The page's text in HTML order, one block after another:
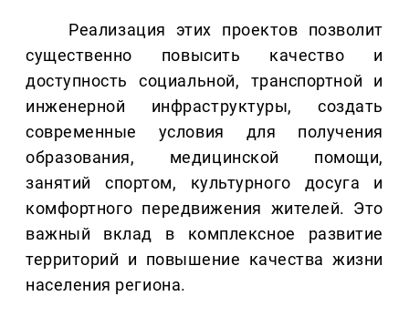
Реализация этих проектов позволит
существенно повысить качество и
доступность социальной, транспортной и
инженерной инфраструктуры, создать
современные условия для получения
образования, медицинской помощи,
занятий спортом, культурного досуга и
комфортного передвижения жителей. Это
важный вклад в комплексное развитие
территорий и повышение качества жизни
населения региона.